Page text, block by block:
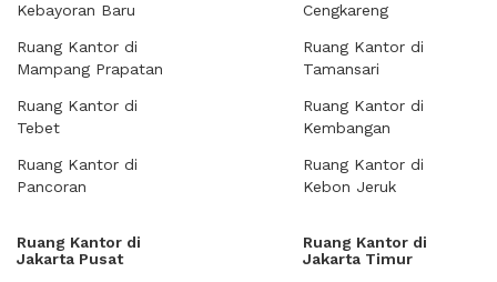
Kebayoran Baru
Ruang Kantor di
Mampang Prapatan
Ruang Kantor di
Tebet
Ruang Kantor di
Pancoran
Cengkareng
Ruang Kantor di
Tamansari
Ruang Kantor di
Kembangan
Ruang Kantor di
Kebon Jeruk
Ruang Kantor di
Jakarta Pusat
Ruang Kantor di
Jakarta Timur